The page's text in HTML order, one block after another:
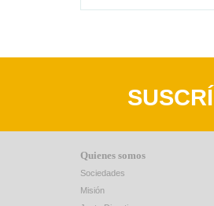
Quienes somos
Sociedades
Misión